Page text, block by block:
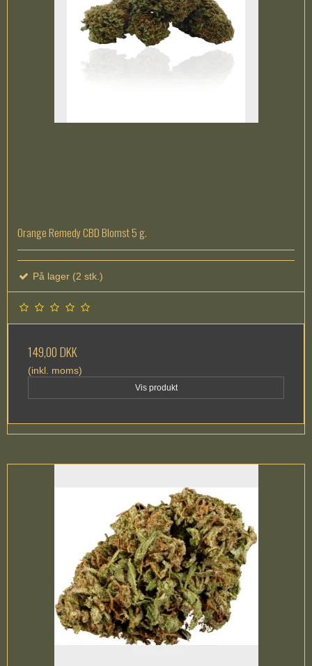
Orange Remedy CBD Blomst 5 g.
På lager (2 stk.)
149,00 DKK
(inkl. moms)
Vis produkt